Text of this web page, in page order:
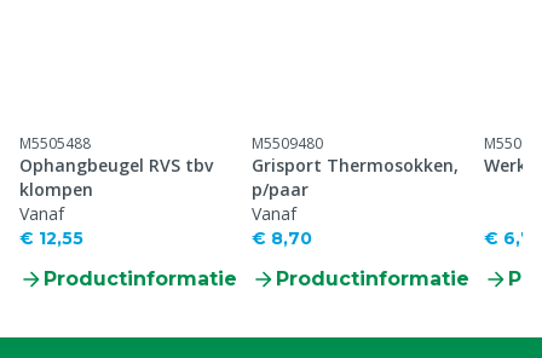
M5505488
Ophangbeugel RVS tbv
klompen
Vanaf
€ 12,55
Productinformatie
M5509480
Grisport Thermosokken,
p/paar
Vanaf
€ 8,70
Productinformatie
€